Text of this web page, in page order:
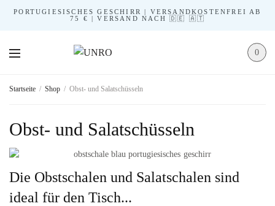
PORTUGIESISCHES GESCHIRR | VERSANDKOSTENFREI AB
75 € | VERSAND NACH 🇩🇪 🇦🇹
0
Startseite / Shop / Obst- und Salatschüsseln
Obst- und Salatschüsseln
Die Obstschalen und Salatschalen sind
ideal für den Tisch...